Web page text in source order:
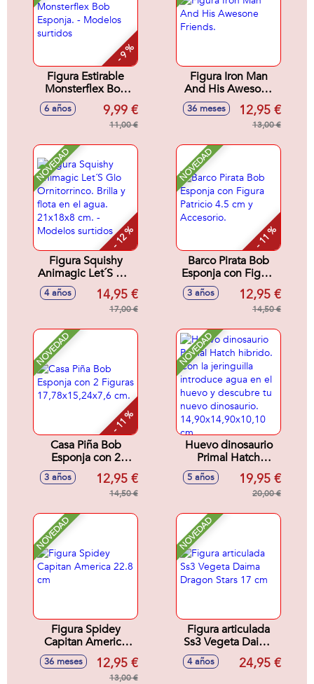
- 9 %
Figura Estirable
Monsterflex Bob
Esponja. - Modelos
surtidos
6 años 9,99 €
11,00 €
Figura Iron Man
And His Awesone
Friends.
36 meses 12,95 €
13,00 €
NOVEDAD
- 12 %
Figura Squishy
Animagic Let´S Glo
Ornitorrinco. Brilla y
flota en el agua.
21x18x8 cm. -
4 años 14,95 €
17,00 €
NOVEDAD
- 11 %
Barco Pirata Bob
Esponja con Figura
Patricio 4.5 cm y
Accesorio.
3 años 12,95 €
14,50 €
NOVEDAD
- 11 %
Casa Piña Bob
Esponja con 2
Figuras
17,78x15,24x7,6
3 años 12,95 €
14,50 €
NOVEDAD
Huevo dinosaurio
Primal Hatch
hibrido. Con la
jeringuilla
introduce agua en
descubre tu nuevo
dinosaurio.
14,90x14,90x10,10
cm
5 años 19,95 €
20,00 €
NOVEDAD
Figura Spidey
Capitan America
22.8 cm
36 meses 12,95 €
13,00 €
NOVEDAD
Figura articulada
Ss3 Vegeta Daima
Dragon Stars 17 cm
4 años 24,95 €